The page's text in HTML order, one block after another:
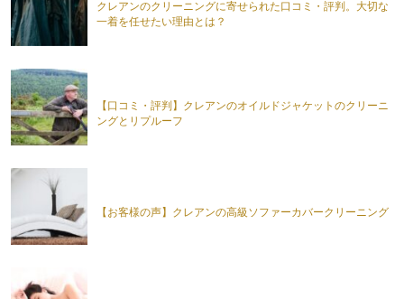
クレアンのクリーニングに寄せられた口コミ・評判。大切な
一着を任せたい理由とは？
【口コミ・評判】クレアンのオイルドジャケットのクリーニ
ングとリプルーフ
【お客様の声】クレアンの高級ソファーカバークリーニング